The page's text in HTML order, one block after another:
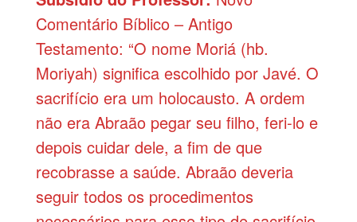
Comentário Bíblico – Antigo
Testamento: “O nome Moriá(hb.
Moriyah) significa escolhido por Javé. O
sacrifício era um holocausto. A ordem
não era Abraão pegar seu filho, feri-lo e
depois cuidar dele, a fim de que
recobrasse a saúde. Abraão deveria
seguir todos os procedimentos